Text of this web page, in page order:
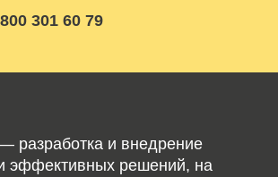
301 60 79
разработка и внедрение
эффективных решений, на